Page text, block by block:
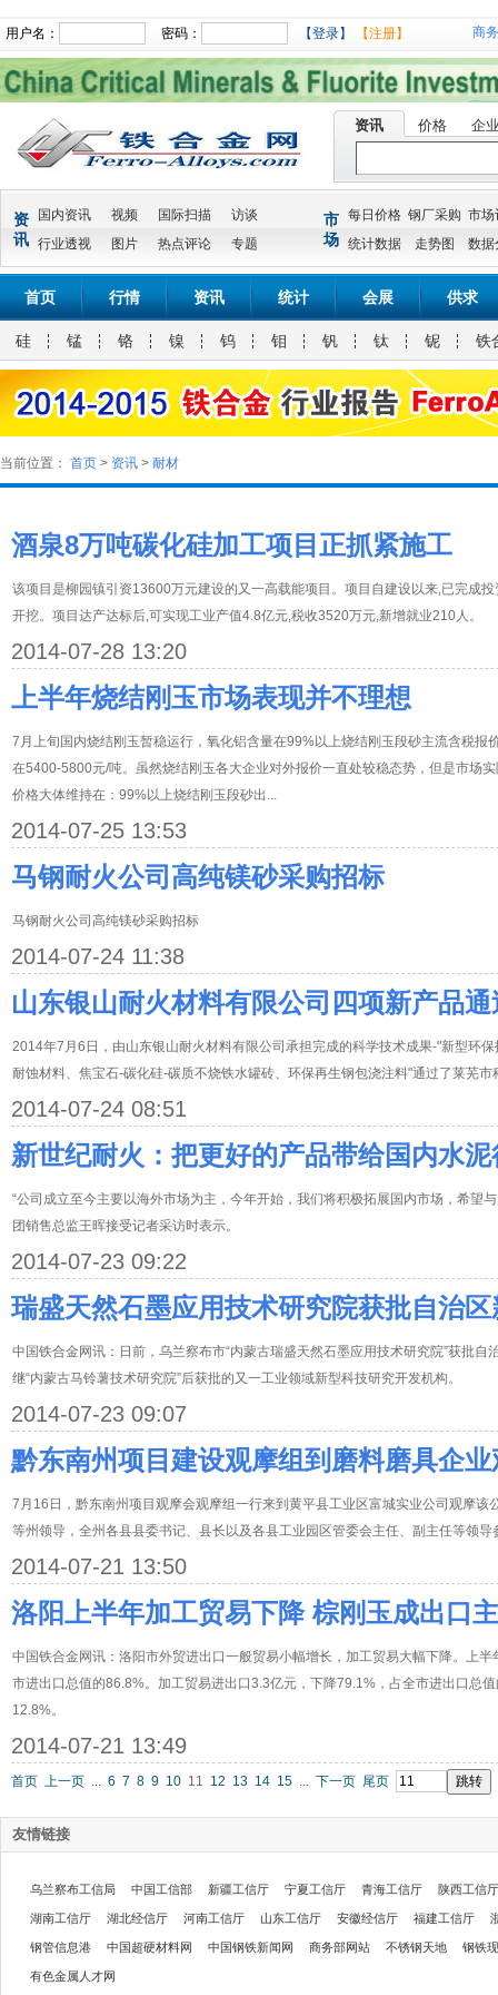
用户名： 密码： 【登录】 【注册】 商
资讯 价格 企
资
讯
国内资讯 视频 国际扫描
访谈
行业透视
图片 热点评论 专题
市
场
每日价格 钢厂采购 市场
统计数据
走势图 数据
首页 行情 资讯 统计 会展 供求
硅 锰 铬 镍 钨 钼 钒 钛 铌 铁
当前位置： 首页 > 资讯 > 耐材
酒泉8万吨碳化硅加工项目正抓紧施工
该项目是柳园镇引资13600万元建设的又一高载能项目。项目自建设以来,已完成
开挖。项目达产达标后,可实现工业产值4.8亿元,税收3520万元,新增就业210人。
2014-07-28 13:20
上半年烧结刚玉市场表现并不理想
7月上旬国内烧结刚玉暂稳运行，氧化铝含量在99%以上烧结刚玉段砂主流含税报
在5400-5800元/吨。虽然烧结刚玉各大企业对外报价一直处较稳态势，但是市场
价格大体维持在：99%以上烧结刚玉段砂出...
2014-07-25 13:53
马钢耐火公司高纯镁砂采购招标
马钢耐火公司高纯镁砂采购招标
2014-07-24 11:38
山东银山耐火材料有限公司四项新产品
2014年7月6日，由山东银山耐火材料有限公司承担完成的科学技术成果-"新型环
耐蚀材料、焦宝石-碳化硅-碳质不烧铁水罐砖、环保再生钢包浇注料"通过了莱芜市
2014-07-24 08:51
新世纪耐火：把更好的产品带给国内水泥
“公司成立至今主要以海外市场为主，今年开始，我们将积极拓展国内市场，希望
团销售总监王晖接受记者采访时表示。
2014-07-23 09:22
瑞盛天然石墨应用技术研究院获批自治
中国铁合金网讯：日前，乌兰察布市“内蒙古瑞盛天然石墨应用技术研究院”获批
继“内蒙古马铃薯技术研究院”后获批的又一工业领域新型科技研究开发机构。
2014-07-23 09:07
黔东南州项目建设观摩组到磨料磨具企业
7月16日，黔东南州项目观摩会观摩组一行来到黄平县工业区富城实业公司观摩该
等州领导，全州各县县委书记、县长以及各县工业园区管委会主任、副主任等领导
2014-07-21 13:50
洛阳上半年加工贸易下降 棕刚玉成出口
中国铁合金网讯：洛阳市外贸进出口一般贸易小幅增长，加工贸易大幅下降。上
市进出口总值的86.8%。加工贸易进出口3.3亿元，下降79.1%，占全市进出口总
12.8%。
2014-07-21 13:49
首页 上一页 ... 6 7 8 9 10 11 12 13 14 15 ... 下一页 尾页
友情链接
乌兰察布工信局 中国工信部 新疆工信厅 宁夏工信厅 青海工信厅 陕西工信厅
湖南工信厅 湖北经信厅 河南工信厅 山东工信厅 安徽经信厅 福建工信厅
钢管信息港 中国超硬材料网 中国钢铁新闻网 商务部网站 不锈钢天地 钢铁
有色金属人才网